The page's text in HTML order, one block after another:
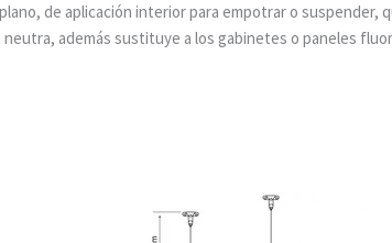
de aplicación interior para empotrar o suspender,
además sustituye a los gabinetes o paneles